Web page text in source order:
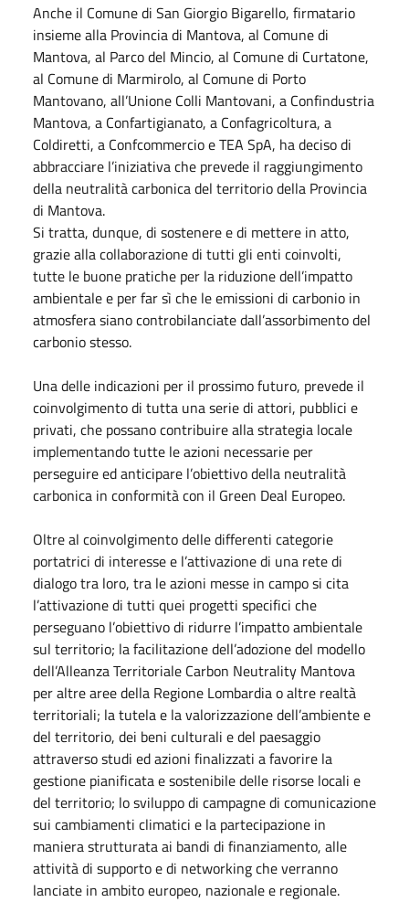
Anche il Comune di San Giorgio Bigarello, firmatario
insieme alla Provincia di Mantova, al Comune di
Mantova, al Parco del Mincio, al Comune di Curtatone,
al Comune di Marmirolo, al Comune di Porto
Mantovano, all’Unione Colli Mantovani, a Confindustria
Mantova, a Confartigianato, a Confagricoltura, a
Coldiretti, a Confcommercio e TEA SpA, ha deciso di
abbracciare l’iniziativa che prevede il raggiungimento
della neutralità carbonica del territorio della Provincia
di Mantova.
Si tratta, dunque, di sostenere e di mettere in atto,
grazie alla collaborazione di tutti gli enti coinvolti,
tutte le buone pratiche per la riduzione dell’impatto
ambientale e per far sì che le emissioni di carbonio in
atmosfera siano controbilanciate dall’assorbimento del
carbonio stesso.
Una delle indicazioni per il prossimo futuro, prevede il
coinvolgimento di tutta una serie di attori, pubblici e
privati, che possano contribuire alla strategia locale
implementando tutte le azioni necessarie per
perseguire ed anticipare l’obiettivo della neutralità
carbonica in conformità con il Green Deal Europeo.
Oltre al coinvolgimento delle differenti categorie
portatrici di interesse e l’attivazione di una rete di
dialogo tra loro, tra le azioni messe in campo si cita
l’attivazione di tutti quei progetti specifici che
perseguano l’obiettivo di ridurre l’impatto ambientale
sul territorio; la facilitazione dell’adozione del modello
dell’Alleanza Territoriale Carbon Neutrality Mantova
per altre aree della Regione Lombardia o altre realtà
territoriali; la tutela e la valorizzazione dell’ambiente e
del territorio, dei beni culturali e del paesaggio
attraverso studi ed azioni finalizzati a favorire la
gestione pianificata e sostenibile delle risorse locali e
del territorio; lo sviluppo di campagne di comunicazione
sui cambiamenti climatici e la partecipazione in
maniera strutturata ai bandi di finanziamento, alle
attività di supporto e di networking che verranno
lanciate in ambito europeo, nazionale e regionale.